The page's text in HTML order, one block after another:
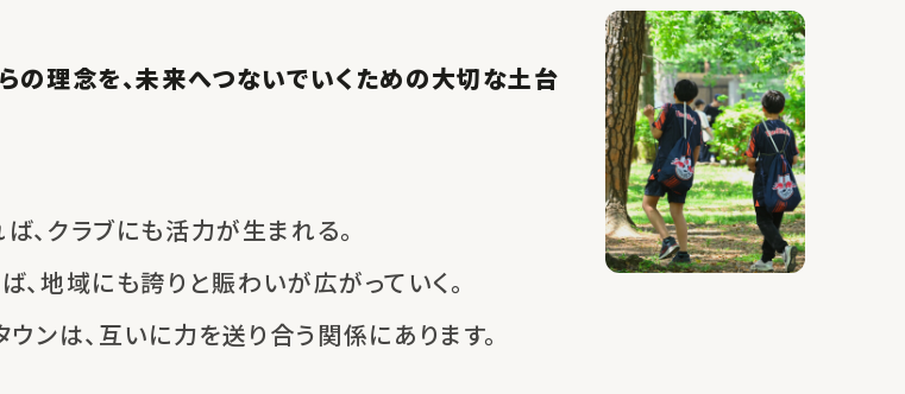
の理念を、未来へつないでいくための大切な土台
、 クラブにも活力が生まれる。
、 地域にも誇りと賑わいが広がっていく。
ンは、 互いに力を送り合う関係にあります。